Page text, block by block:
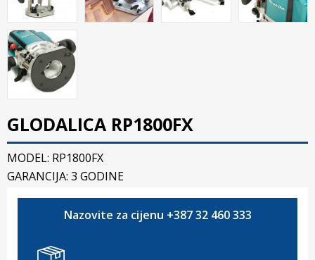
GLODALICA RP1800FX
MODEL: RP1800FX
GARANCIJA: 3 GODINE
Nazovite za cijenu +387 32 460 333